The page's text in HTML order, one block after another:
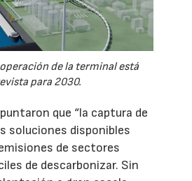
de la terminal está
para 2030.
que “la captura de
soluciones disponibles
de sectores
de descarbonizar. Sin